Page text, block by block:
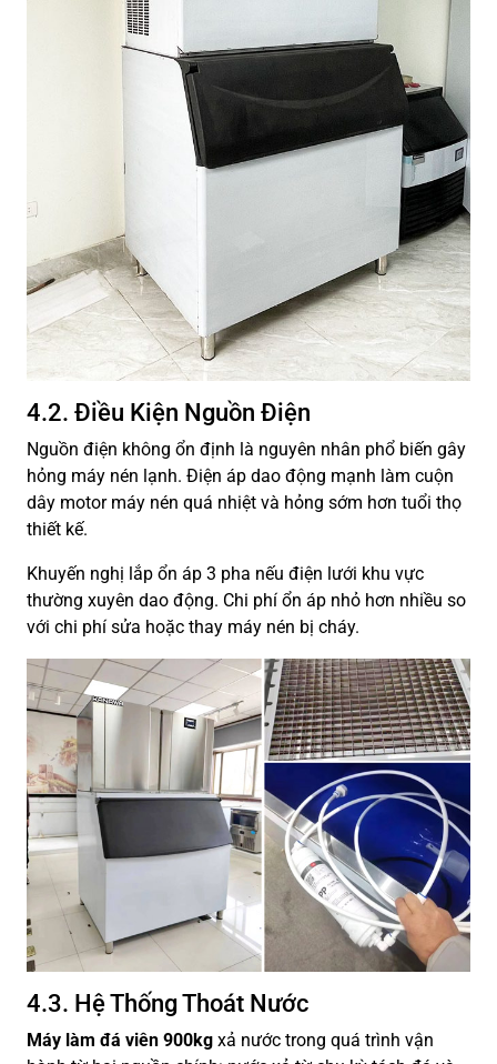
4.2. Điều Kiện Nguồn Điện
Nguồn điện không ổn định là nguyên nhân phổ biến gây
hỏng máy nén lạnh. Điện áp dao động mạnh làm cuộn
dây motor máy nén quá nhiệt và hỏng sớm hơn tuổi thọ
thiết kế.
Khuyến nghị lắp ổn áp 3 pha nếu điện lưới khu vực
thường xuyên dao động. Chi phí ổn áp nhỏ hơn nhiều so
với chi phí sửa hoặc thay máy nén bị cháy.
4.3. Hệ Thống Thoát Nước
Máy làm đá viên 900kg xả nước trong quá trình vận